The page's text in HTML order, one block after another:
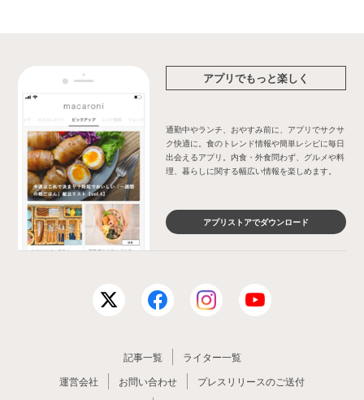
アプリでもっと楽しく
通勤中やランチ、おやすみ前に、アプリでサクサ
ク快適に。食のトレンド情報や簡単レシピに毎日
出会えるアプリ。内食・外食問わず、グルメや料
理、暮らしに関する幅広い情報を楽しめます。
アプリストアでダウンロード
記事一覧
ライター一覧
運営会社
お問い合わせ
プレスリリースのご送付